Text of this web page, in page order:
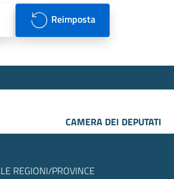
Reimposta
CAMERA DEI DEPUTATI
REGIONI/PROVINCE